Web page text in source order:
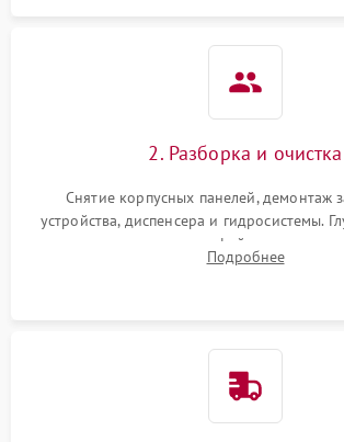
2. Разборка и очистка
Снятие корпусных панелей, демонтаж
устройства, диспенсера и гидросистемы.
внутренних узлов от кофейных масел,
Промывка дренажных каналов и фильтров с
Подробнее